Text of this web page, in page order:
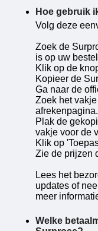
Hoe gebruik
Volg deze
Zoek de
is op uw
Klik op de
Kopieer de
Ga naar de
Zoek het
afrekenpagina.
Plak de
vakje voor de
Klik op
Zie de prijzen
Lees het
updates of
meer
Welke